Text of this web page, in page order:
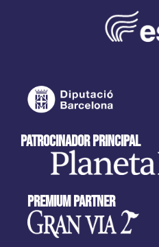
patrocinador principal
Premium partner